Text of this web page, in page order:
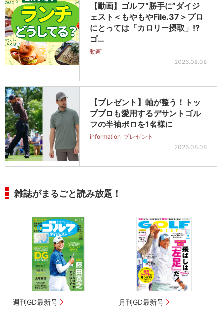
【動画】ゴルフ“勝手に”ダイジ
ェスト＜もやもやFile.37＞プロ
にとっては「カロリー摂取」!?
ゴ…
動画
2026.08.08
【プレゼント】軸が整う！トッ
ププロも愛用するデサントゴル
フの半袖ポロを1名様に
information プレゼント
2026.08.08
雑誌がまるごと読み放題！
週刊GD最新号 月刊GD最新号